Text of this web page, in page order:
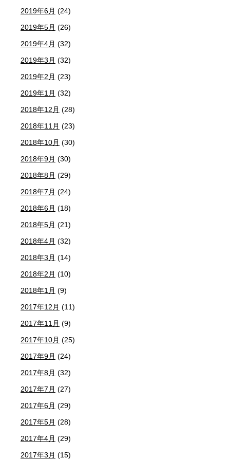
2019年6月 (24)
2019年5月 (26)
2019年4月 (32)
2019年3月 (32)
2019年2月 (23)
2019年1月 (32)
2018年12月 (28)
2018年11月 (23)
2018年10月 (30)
2018年9月 (30)
2018年8月 (29)
2018年7月 (24)
2018年6月 (18)
2018年5月 (21)
2018年4月 (32)
2018年3月 (14)
2018年2月 (10)
2018年1月 (9)
2017年12月 (11)
2017年11月 (9)
2017年10月 (25)
2017年9月 (24)
2017年8月 (32)
2017年7月 (27)
2017年6月 (29)
2017年5月 (28)
2017年4月 (29)
2017年3月 (15)